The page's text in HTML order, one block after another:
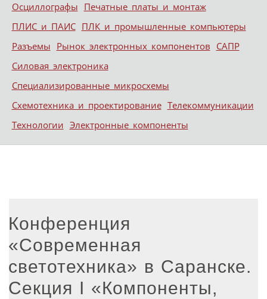
Осциллографы Печатные платы и монтаж
ПЛИС и ПАИС ПЛК и промышленные компьютеры
Разъемы Рынок электронных компонентов САПР
Силовая электроника
Специализированные микросхемы
Схемотехника и проектирование Телекоммуникации
Технологии Электронные компоненты
Конференция
«Современная
светотехника» в Саранске.
Секция I «Компоненты,